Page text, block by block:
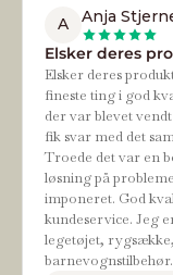
A
Anja
Elsker deres
Elsker deres
fineste ting i god
der var blevet
fik svar med det
Troede det var en
løsning på
imponeret. God
kundeservice. Jeg
legetøjet,
barnevognstilbehør.